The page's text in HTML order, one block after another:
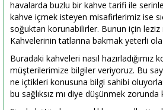
havalarda buzlu bir kahve tarifi ile
kahve içmek isteyen misafirlerimiz ise
soğuktan korunabilirler. Bunun için leziz
Kahvelerinin tatlarına bakmak yeterli
Buradaki kahveleri nasıl hazırladığımız
müşterilerimize bilgiler veriyoruz. Bu
ne içtikleri konusuna bilgi sahibi
bu sağlıksız mı diye düşünmek zorunda